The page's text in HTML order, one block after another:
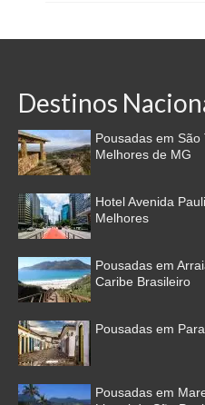
Destinos
Pousadas em
Melhores de MG
Hotel Avenida
Melhores
Pousadas em
Caribe Brasileiro
Pousadas em
Pousadas em